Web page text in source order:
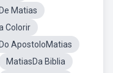
Matias
Colorir
ApostoloMatias
MatiasDa Biblia